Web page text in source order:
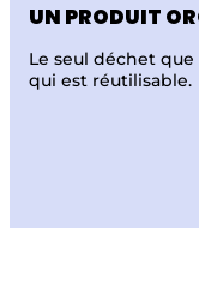
UN PRODUIT
Le seul déchet
qui est réutilisable.